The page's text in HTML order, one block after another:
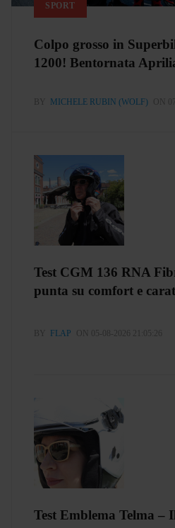
SPORT
Colpo grosso in
1200! Bentornata
BY MICHELE RUBIN (WOLF) ON
Test CGM 136 RNA
punta su comfort e
BY FLAP ON 05-08-2026 21:05:26
Test Emblema Telma –